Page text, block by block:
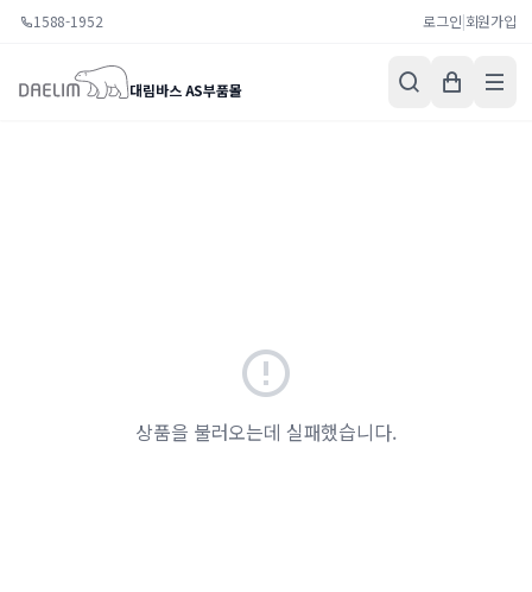
1588-1952 로그인|회원가입
대림바스 AS부품몰
상품을 불러오는데 실패했습니다.